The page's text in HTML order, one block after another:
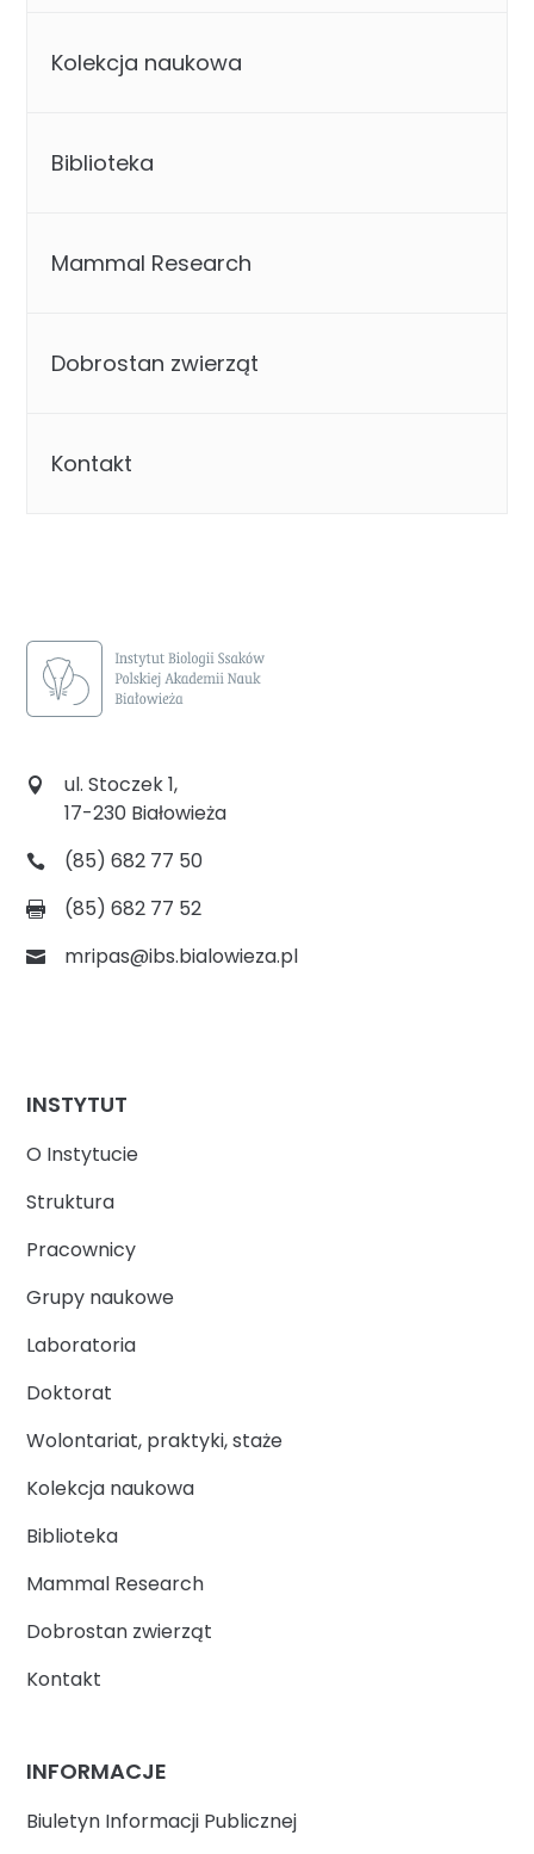
Kolekcja naukowa
Biblioteka
Mammal Research
Dobrostan zwierząt
Kontakt
ul. Stoczek 1,
17-230 Białowieża
(85) 682 77 50
(85) 682 77 52
mripas@ibs.bialowieza.pl
INSTYTUT
O Instytucie
Struktura
Pracownicy
Grupy naukowe
Laboratoria
Doktorat
Wolontariat, praktyki, staże
Kolekcja naukowa
Biblioteka
Mammal Research
Dobrostan zwierząt
Kontakt
INFORMACJE
Biuletyn Informacji Publicznej